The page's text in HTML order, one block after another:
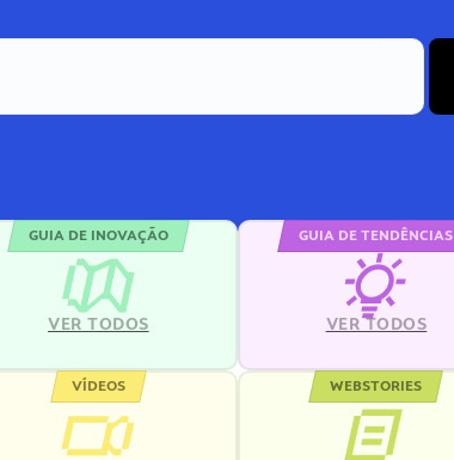
GUIA DE INOVAÇÃO
VER TODOS
GUIA DE TENDÊNCIAS
VER TODOS
VÍDEOS WEBSTORIES